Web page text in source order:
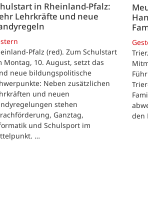
in Rheinland-Pfalz:
Lehrkräfte und neue
Pfalz (red). Zum Schulstart
Montag, 10. August, setzt das
neue bildungspolitische
Neben zusätzlichen
und neuen
stehen
Ganztag,
und Schulsport im
…
den